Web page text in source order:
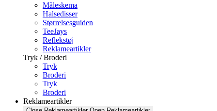
Måleskema
Halsedisser
Størrelsesguiden
TeeJays
Reflekstøj
Reklameartikler
Tryk / Broderi
Tryk
Broderi
Tryk
Broderi
Reklameartikler